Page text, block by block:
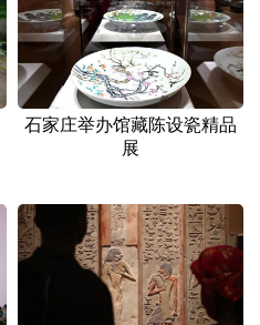
上海 江苏
福建 江西
湖北 湖南
云南 西藏
青海 宁夏
石家庄举办馆藏陈设瓷精品
展